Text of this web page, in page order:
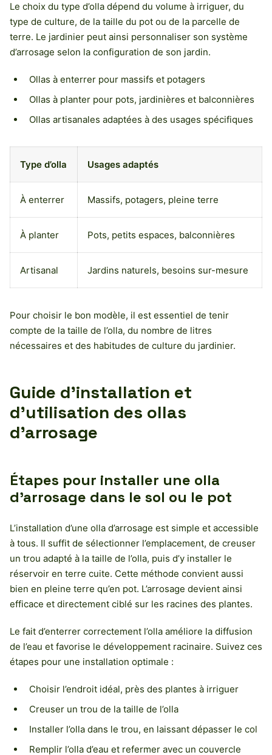
Le choix du type d’olla dépend du volume à irriguer, du
type de culture, de la taille du pot ou de la parcelle de
terre. Le jardinier peut ainsi personnaliser son système
d’arrosage selon la configuration de son jardin.
Ollas à enterrer pour massifs et potagers
Ollas à planter pour pots, jardinières et balconnières
Ollas artisanales adaptées à des usages spécifiques
Type d’olla Usages adaptés
À enterrer Massifs, potagers, pleine terre
À planter Pots, petits espaces, balconnières
Artisanal Jardins naturels, besoins sur-mesure
Pour choisir le bon modèle, il est essentiel de tenir
compte de la taille de l’olla, du nombre de litres
nécessaires et des habitudes de culture du jardinier.
Guide d’installation et
d’utilisation des ollas
d’arrosage
Étapes pour installer une olla
d’arrosage dans le sol ou le pot
L’installation d’une olla d’arrosage est simple et accessible
à tous. Il suffit de sélectionner l’emplacement, de creuser
un trou adapté à la taille de l’olla, puis d’y installer le
réservoir en terre cuite. Cette méthode convient aussi
bien en pleine terre qu’en pot. L’arrosage devient ainsi
efficace et directement ciblé sur les racines des plantes.
Le fait d’enterrer correctement l’olla améliore la diffusion
de l’eau et favorise le développement racinaire. Suivez ces
étapes pour une installation optimale :
Choisir l’endroit idéal, près des plantes à irriguer
Creuser un trou de la taille de l’olla
Installer l’olla dans le trou, en laissant dépasser le col
Remplir l’olla d’eau et refermer avec un couvercle